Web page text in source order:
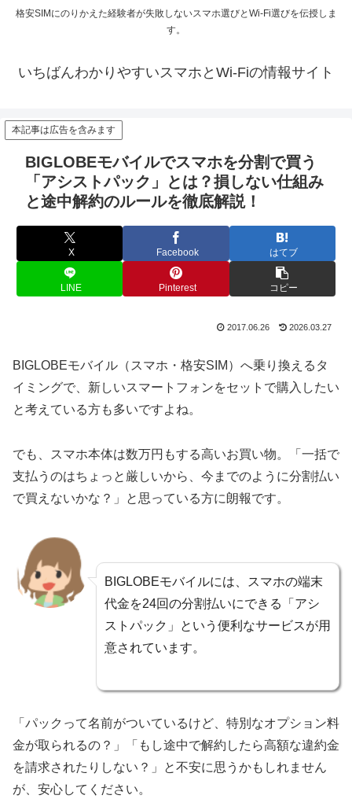
格安SIMにのりかえた経験者が失敗しないスマホ選びとWi-Fi選びを伝授しま
す。
いちばんわかりやすいスマホとWi-Fiの情報サイト
本記事は広告を含みます
BIGLOBEモバイルでスマホを分割で買う
「アシストパック」とは？損しない仕組み
と途中解約のルールを徹底解説！
X Facebook はてブ
LINE Pinterest コピー
2017.06.26 2026.03.27
BIGLOBEモバイル（スマホ・格安SIM）へ乗り換えるタ
イミングで、新しいスマートフォンをセットで購入したい
と考えている方も多いですよね。
でも、スマホ本体は数万円もする高いお買い物。「一括で
支払うのはちょっと厳しいから、今までのように分割払い
で買えないかな？」と思っている方に朗報です。
BIGLOBEモバイルには、スマホの端末
代金を24回の分割払いにできる「アシ
ストパック」という便利なサービスが用
意されています。
「パックって名前がついているけど、特別なオプション料
金が取られるの？」「もし途中で解約したら高額な違約金
を請求されたりしない？」と不安に思うかもしれません
が、安心してください。